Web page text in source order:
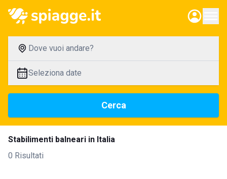
Dove vuoi andare?
Seleziona date
Cerca
Stabilimenti balneari in Italia
0 Risultati